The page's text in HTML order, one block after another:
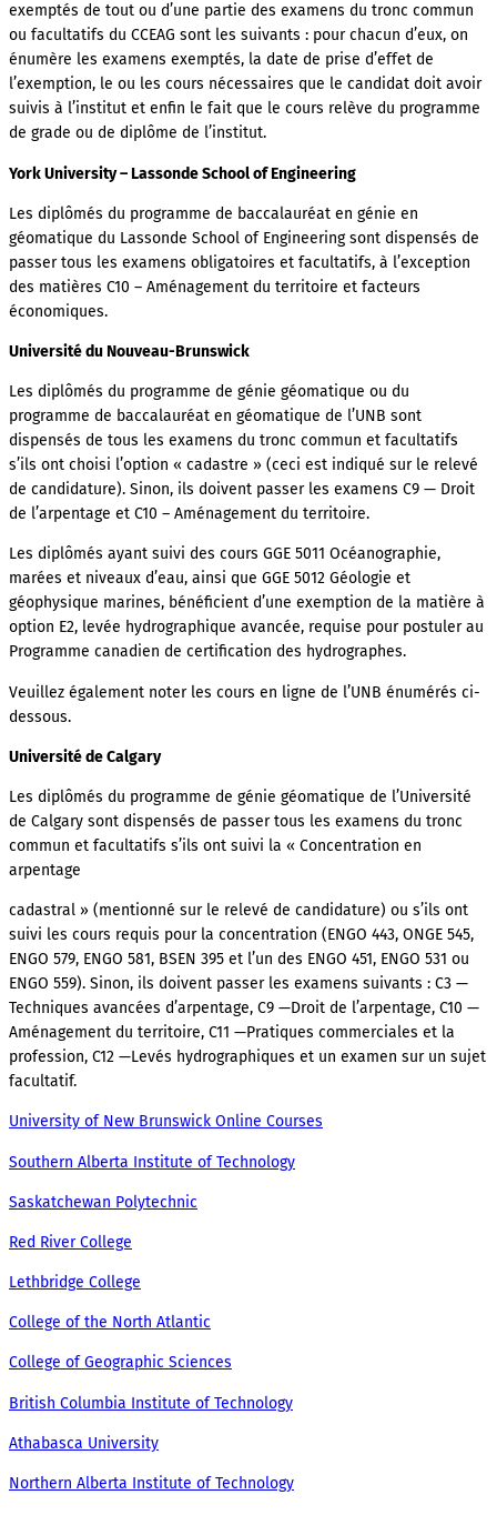
exemptés de tout ou d’une partie des examens du tronc commun
ou facultatifs du CCEAG sont les suivants : pour chacun d’eux, on
énumère les examens exemptés, la date de prise d’effet de
l’exemption, le ou les cours nécessaires que le candidat doit avoir
suivis à l’institut et enfin le fait que le cours relève du programme
de grade ou de diplôme de l’institut.
York University – Lassonde School of Engineering
Les diplômés du programme de baccalauréat en génie en
géomatique du Lassonde School of Engineering sont dispensés de
passer tous les examens obligatoires et facultatifs, à l’exception
des matières C10 – Aménagement du territoire et facteurs
économiques.
Université du Nouveau-Brunswick
Les diplômés du programme de génie géomatique ou du
programme de baccalauréat en géomatique de l’UNB sont
dispensés de tous les examens du tronc commun et facultatifs
s’ils ont choisi l’option « cadastre » (ceci est indiqué sur le relevé
de candidature). Sinon, ils doivent passer les examens C9 — Droit
de l’arpentage et C10 – Aménagement du territoire.
Les diplômés ayant suivi des cours GGE 5011 Océanographie,
marées et niveaux d’eau, ainsi que GGE 5012 Géologie et
géophysique marines, bénéficient d’une exemption de la matière à
option E2, levée hydrographique avancée, requise pour postuler au
Programme canadien de certification des hydrographes.
Veuillez également noter les cours en ligne de l’UNB énumérés ci-
dessous.
Université de Calgary
Les diplômés du programme de génie géomatique de l’Université
de Calgary sont dispensés de passer tous les examens du tronc
commun et facultatifs s’ils ont suivi la « Concentration en
arpentage
cadastral » (mentionné sur le relevé de candidature) ou s’ils ont
suivi les cours requis pour la concentration (ENGO 443, ONGE 545,
ENGO 579, ENGO 581, BSEN 395 et l’un des ENGO 451, ENGO 531 ou
ENGO 559). Sinon, ils doivent passer les examens suivants : C3 —
Techniques avancées d’arpentage, C9 —Droit de l’arpentage, C10 —
Aménagement du territoire, C11 —Pratiques commerciales et la
profession, C12 —Levés hydrographiques et un examen sur un sujet
facultatif.
University of New Brunswick Online Courses
Southern Alberta Institute of Technology
Saskatchewan Polytechnic
Red River College
Lethbridge College
College of the North Atlantic
College of Geographic Sciences
British Columbia Institute of Technology
Athabasca University
Northern Alberta Institute of Technology